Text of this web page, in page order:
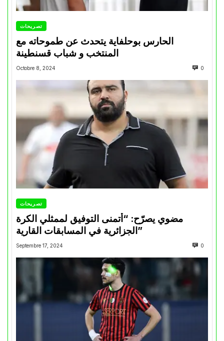
تصريحات
الحارس بوحلفاية يتحدث عن طموحاته مع
المنتخب و شباب قسنطينة
Octobre 8, 2024 0
تصريحات
مضوي يصرّح: “أتمنى التوفيق لممثلي الكرة
الجزائرية في المسابقات القارية”
Septembre 17, 2024 0